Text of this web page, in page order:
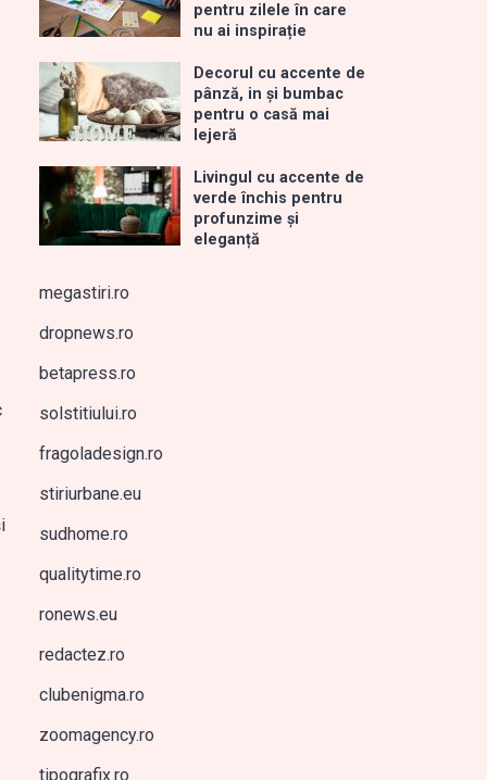
pentru zilele în care
nu ai inspirație
Decorul cu accente de
pânză, in și bumbac
pentru o casă mai
lejeră
Livingul cu accente de
verde închis pentru
profunzime și
eleganță
megastiri.ro
dropnews.ro
betapress.ro
solstitiului.ro
fragoladesign.ro
stiriurbane.eu
sudhome.ro
qualitytime.ro
ronews.eu
redactez.ro
clubenigma.ro
zoomagency.ro
tipografix.ro